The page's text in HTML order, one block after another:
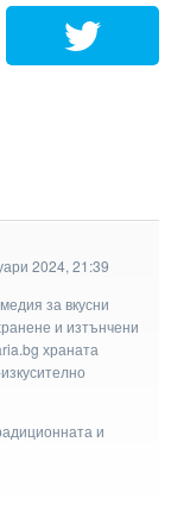
2024, 21:39
за вкусни
и изтънчени
храната
и